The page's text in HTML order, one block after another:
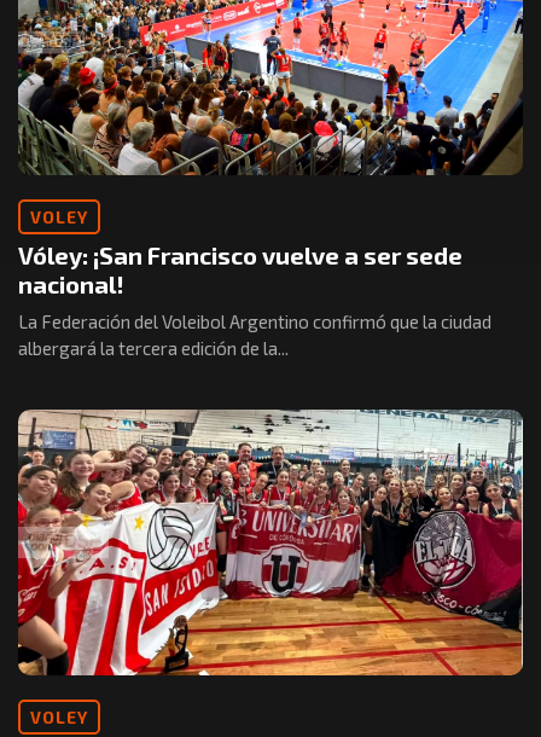
VOLEY
Vóley: ¡San Francisco vuelve a ser sede
nacional!
La Federación del Voleibol Argentino confirmó que la ciudad
albergará la tercera edición de la...
VOLEY